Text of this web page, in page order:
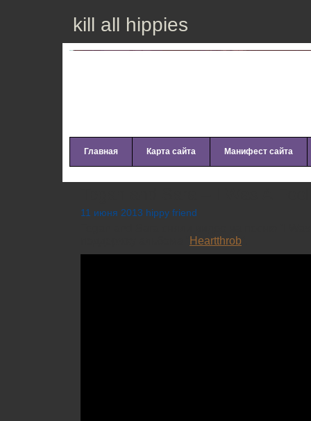
kill all hippies
Главная Карта сайта Манифест сайта
11 июня 2013 hippy friend
Heartthrob